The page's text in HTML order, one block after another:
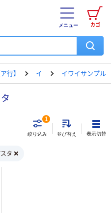
カゴ
メニュー
行】 イ イワイサンプル
絞り込み
1
並び替え 表示切替
タ